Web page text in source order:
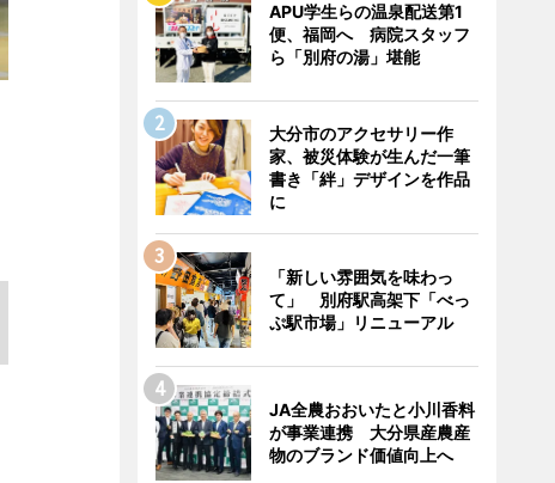
APU学生らの温泉配送第1
便、福岡へ 病院スタッフ
ら「別府の湯」堪能
大分市のアクセサリー作
家、被災体験が生んだ一筆
書き「絆」デザインを作品
に
「新しい雰囲気を味わっ
て」 別府駅高架下「べっ
ぷ駅市場」リニューアル
JA全農おおいたと小川香料
が事業連携 大分県産農産
物のブランド価値向上へ